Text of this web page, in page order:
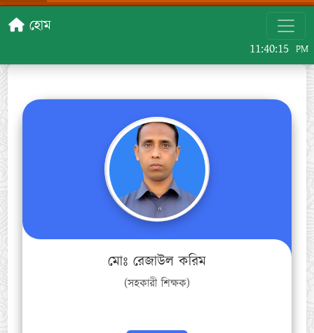
হোম
11:40:15 PM
মোঃ রেজাউল করিম
(সহকারী শিক্ষক)